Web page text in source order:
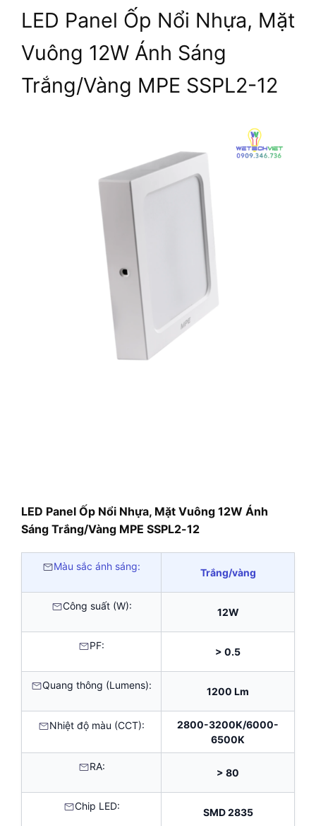
LED Panel Ốp Nổi Nhựa, Mặt
Vuông 12W Ánh Sáng
Trắng/Vàng MPE SSPL2-12
LED Panel Ốp Nổi Nhựa, Mặt Vuông 12W Ánh
Sáng Trắng/Vàng MPE SSPL2-12
Màu sắc ánh sáng:
Trắng/vàng
Công suất (W):
12W
PF:
> 0.5
Quang thông (Lumens):
1200 Lm
Nhiệt độ màu (CCT):
2800-3200K/6000-
6500K
RA:
> 80
Chip LED:
SMD 2835